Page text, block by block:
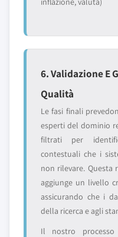
6. Validazione E
Qualità
Le fasi finali
esperti del dominio
filtrati per
contestuali che i
non rilevare. Questa
aggiunge un livello
assicurando che i
della ricerca e agli
Il nostro